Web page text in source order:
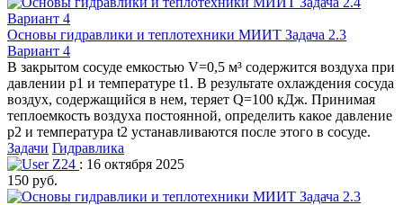
Основы гидравлики и теплотехники МИИТ Задача 2.3
Вариант 4
В закрытом сосуде емкостью V=0,5 м³ содержится воздуха при
давлении р1 и температуре t1. В результате охлаждения сосуда
воздух, содержащийся в нем, теряет Q=100 кДж. Принимая
теплоемкость воздуха постоянной, определить какое давление
р2 и температура t2 устанавливаются после этого в сосуде.
Задачи Гидравлика
Z24 : 16 октября 2025
150 руб.